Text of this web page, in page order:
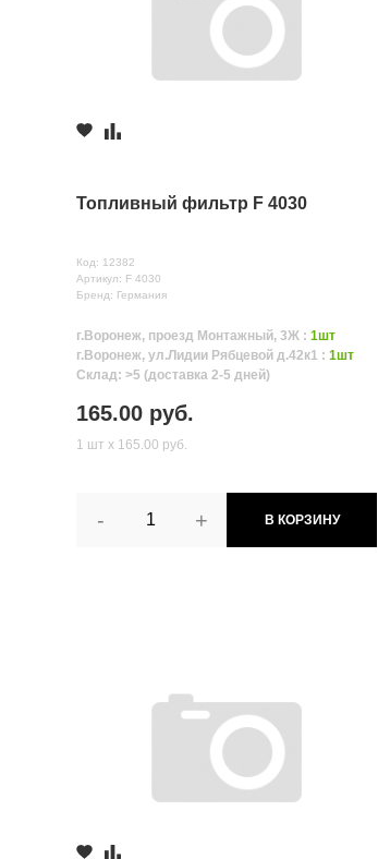
Топливный фильтр F 4030
Код: 12382
Артикул: F 4030
Бренд: Германия
г.Воронеж, проезд Монтажный, 3Ж : 1шт
г.Воронеж, ул.Лидии Рябцевой д.42к1 : 1шт
Склад: >5 (доставка 2-5 дней)
165.00 руб.
1 шт х 165.00 руб.
- + В КОРЗИНУ